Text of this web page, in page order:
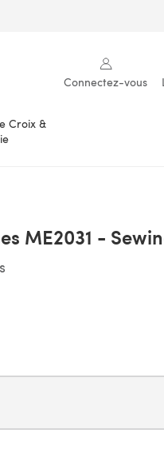
Connectez-vous
Croix &
ME2031 -